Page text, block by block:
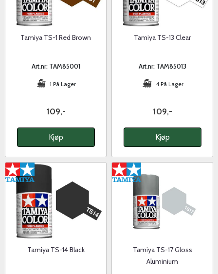
Tamiya TS-1 Red Brown
Art.nr: TAM85001
1 På Lager
109,-
Kjøp
Tamiya TS-13 Clear
Art.nr: TAM85013
4 På Lager
109,-
Kjøp
Tamiya TS-14 Black
Tamiya TS-17 Gloss
Aluminium